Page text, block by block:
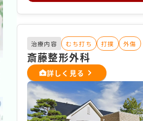
治療内容 むち打ち 打撲 外傷
斎藤整形外科
詳しく見る